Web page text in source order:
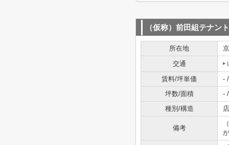
（仮称）前田組テナント
所在地
交通
賃料/坪単価
-
坪数/面積
-
種別/構造
備考